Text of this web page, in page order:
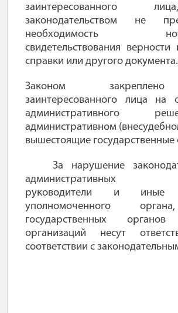
заинтересованного
законодательством не
необходимость
свидетельствования
справки или другого документа.
Законом
заинтересованного лица на
административного
административном
вышестоящие государственные
За нарушение
административных
руководители и иные
уполномоченного
государственных
организаций несут
соответствии с